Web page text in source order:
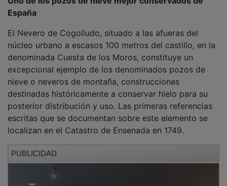
España
núcleo urbano a escasos 100 metros del castillo, en la
denominada Cuesta de los Moros, constituye un
excepcional ejemplo de los denominados pozos de
nieve o neveros de montaña, construcciones
destinadas históricamente a conservar hielo para su
posterior distribución y uso. Las primeras referencias
escritas que se documentan sobre este elemento se
localizan en el Catastro de Ensenada en 1749.
Su tipología responde a un pozo excavado en el
terreno, revestido con mampostería y cubierto por una